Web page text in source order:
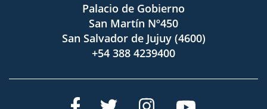
Palacio de Gobierno
San Martín Nº450
San Salvador de Jujuy (4600)
+54 388 4239400